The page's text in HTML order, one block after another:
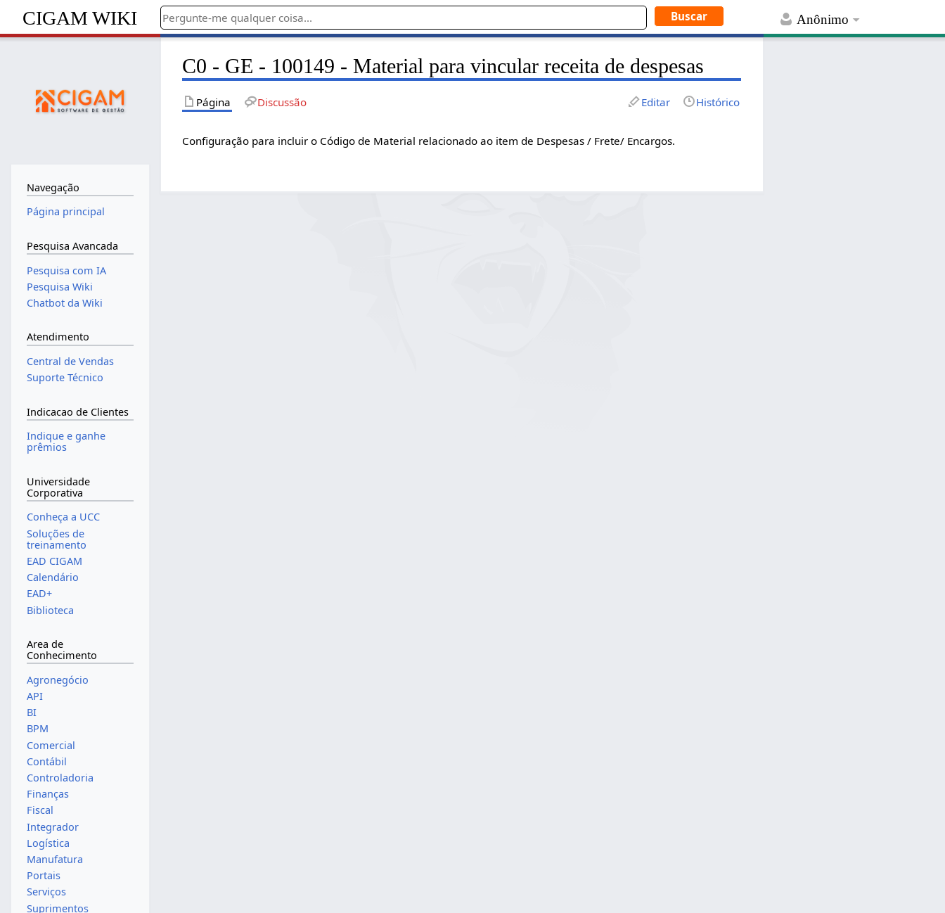
Anônimo
CIGAM WIKI
C0 - GE - 100149 - Material para vincular receita de despesas
Página Discussão Editar Histórico
Configuração para incluir o Código de Material relacionado ao item de Despesas / Frete/ Encargos.
Navegação
Página principal
Pesquisa Avancada
Pesquisa com IA
Pesquisa Wiki
Chatbot da Wiki
Atendimento
Central de Vendas
Suporte Técnico
Indicacao de Clientes
Indique e ganhe
prêmios
Universidade
Corporativa
Conheça a UCC
Soluções de
treinamento
EAD CIGAM
Calendário
EAD+
Biblioteca
Area de
Conhecimento
Agronegócio
API
BI
BPM
Comercial
Contábil
Controladoria
Finanças
Fiscal
Integrador
Logística
Manufatura
Portais
Serviços
Suprimentos